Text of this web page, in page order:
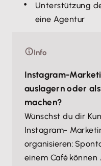
Unterstützung
eine Agentur
Info
Instagram-
auslagern oder
machen?
Wünschst du dir
Instagram-
organisieren:
einem Café